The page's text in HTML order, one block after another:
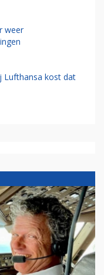
weer
Lufthansa kost dat